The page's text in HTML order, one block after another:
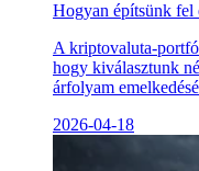
Hogyan építsünk
A kriptovaluta-
hogy kiválasztunk
árfolyam
2026-04-18